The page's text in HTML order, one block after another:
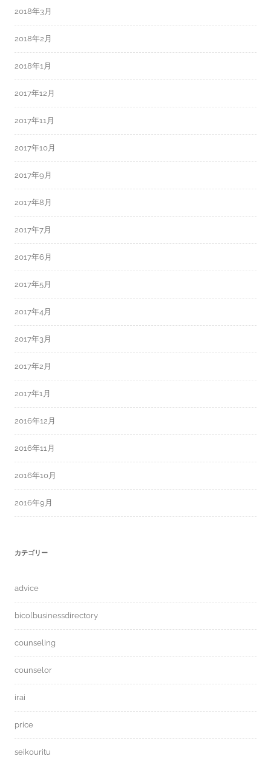
2018年3月
2018年2月
2018年1月
2017年12月
2017年11月
2017年10月
2017年9月
2017年8月
2017年7月
2017年6月
2017年5月
2017年4月
2017年3月
2017年2月
2017年1月
2016年12月
2016年11月
2016年10月
2016年9月
カテゴリー
advice
bicolbusinessdirectory
counseling
counselor
irai
price
seikouritu